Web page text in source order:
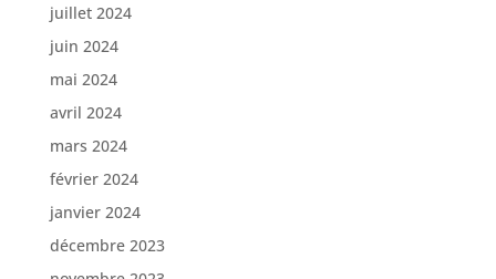
juillet 2024
juin 2024
mai 2024
avril 2024
mars 2024
février 2024
janvier 2024
décembre 2023